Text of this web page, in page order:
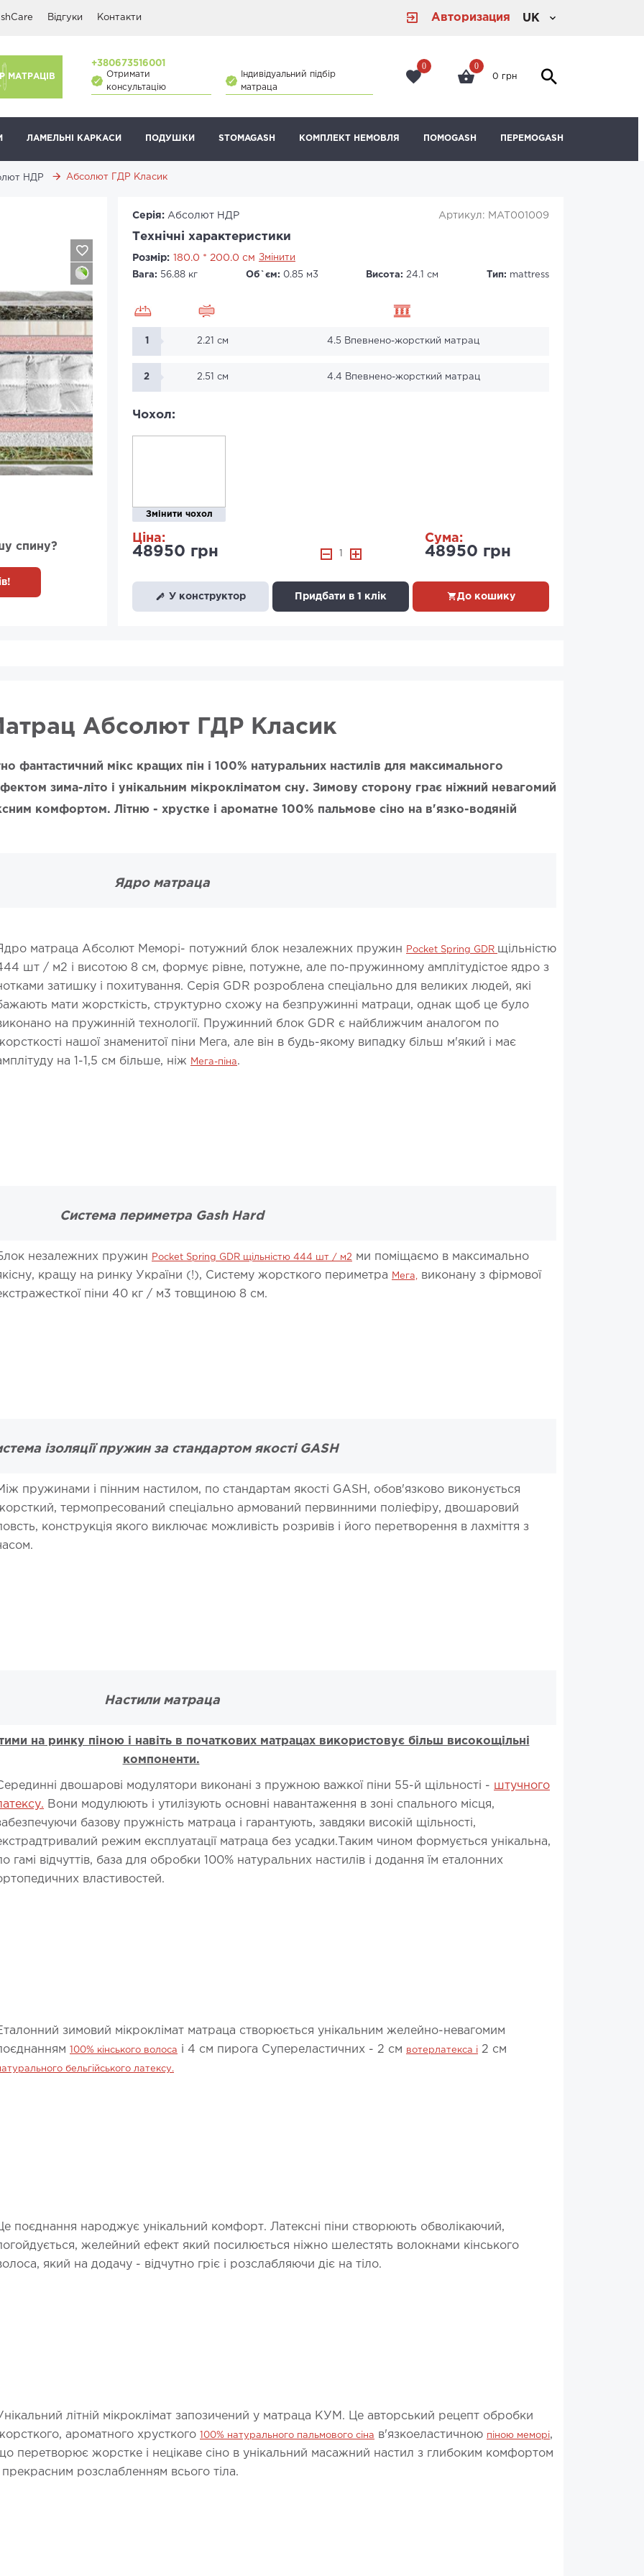
Відгуки Контакти Авторизация UK
МАТРАЦІВ
+380673516001
Отримати
консультацію
Індивідуальний підбір
матраца
0 0
0 грн
ЛАМЕЛЬНІ КАРКАСИ ПОДУШКИ STOMAGASH КОМПЛЕКТ НЕМОВЛЯ ПОМОGASH ПЕРЕМОGASH
НДР Абсолют ГДР Класик
спину?
Серія: Абсолют НДР Артикул: MAT001009
Технічні характеристики
Розмір: 180.0 * 200.0 см Змінити
Вага: 56.88 кг Об`єм: 0.85 м3 Висота: 24.1 см Тип: mattress
1 2.21 см 4.5 Впевнено-жорсткий матрац
2 2.51 см 4.4 Впевнено-жорсткий матрац
Чохол:
Змінити чохол
Ціна:
48950 грн
Сума:
48950 грн
У конструктор Придбати в 1 клік До кошику
Абсолют ГДР Класик
фантастичний мікс кращих пін і 100% натуральних настилів для максимального
зима-літо і унікальним мікрокліматом сну. Зимову сторону грає ніжний невагомий
комфортом. Літню - хрустке і ароматне 100% пальмове сіно на в'язко-водяній
Ядро матраца
матраца Абсолют Меморі- потужний блок незалежних пружин Pocket Spring GDR щільністю
шт / м2 і висотою 8 см, формує рівне, потужне, але по-пружинному амплітудістое ядро ​​з
затишку і похитування. Серія GDR розроблена спеціально для великих людей, які
мати жорсткість, структурно схожу на безпружинні матраци, однак щоб це було
на пружинній технології. Пружинний блок GDR є найближчим аналогом по
нашої знаменитої піни Мега, але він в будь-якому випадку більш м'який і має
на 1-1,5 см більше, ніж
Мега-піна.
Система периметра Gash Hard
незалежних пружин Pocket Spring GDR щільністю 444 шт / м2
ми поміщаємо в максимально
кращу на ринку України (!), Систему жорсткого периметра
Мега,
виконану з фірмової
піни 40 кг / м3 товщиною 8 см.
ізоляції пружин за стандартом якості GASH
пружинами і пінним настилом, по стандартам якості GASH, обов'язково виконується
термопресований спеціально армований первинними поліефіру, двошаровий
конструкція якого виключає можливість розривів і його перетворення в лахміття з
Настили матраца
на ринку піною і навіть в початкових матрацах використовує більш високощільні
компоненти.
двошарові модулятори виконані з пружною важкої піни 55-й щільності - штучного
Вони модулюють і утилізують основні навантаження в зоні спального місця,
базову пружність матраца і гарантують, завдяки високій щільності,
режим експлуатації матраца без усадки.Таким чином формується унікальна,
гамі відчуттів, база для обробки 100% натуральних настилів і додання їм еталонних
властивостей.
зимовий мікроклімат матраца створюється унікальним желейно-невагомим
100% кінського волоса і 4 см пирога Супереластичних - 2 см вотерлатекса і 2 см
бельгійського латексу.
поєднання народжує унікальний комфорт. Латексні піни створюють обволікаючий,
желейний ефект який посилюється ніжно шелестять волокнами кінського
який на додачу - відчутно гріє і розслабляючи діє на тіло.
літній мікроклімат запозичений у матраца КУМ. Це авторський рецепт обробки
ароматного хрусткого
100% натурального пальмового сіна в'язкоеластичною піною меморі,
перетворює жорстке і нецікаве сіно в унікальний масажний настил з глибоким комфортом
прекрасним розслабленням всього тіла.